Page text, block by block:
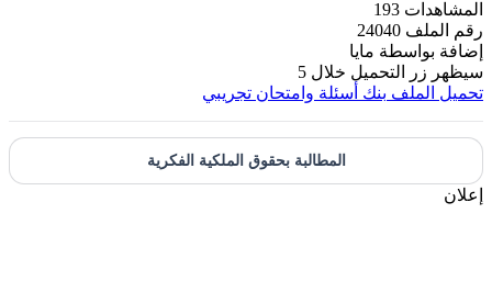
المشاهدات 193
رقم الملف 24040
إضافة بواسطة مايا
سيظهر زر التحميل خلال 5
تحميل الملف بنك أسئلة وامتحان تجريبي
المطالبة بحقوق الملكية الفكرية
إعلان